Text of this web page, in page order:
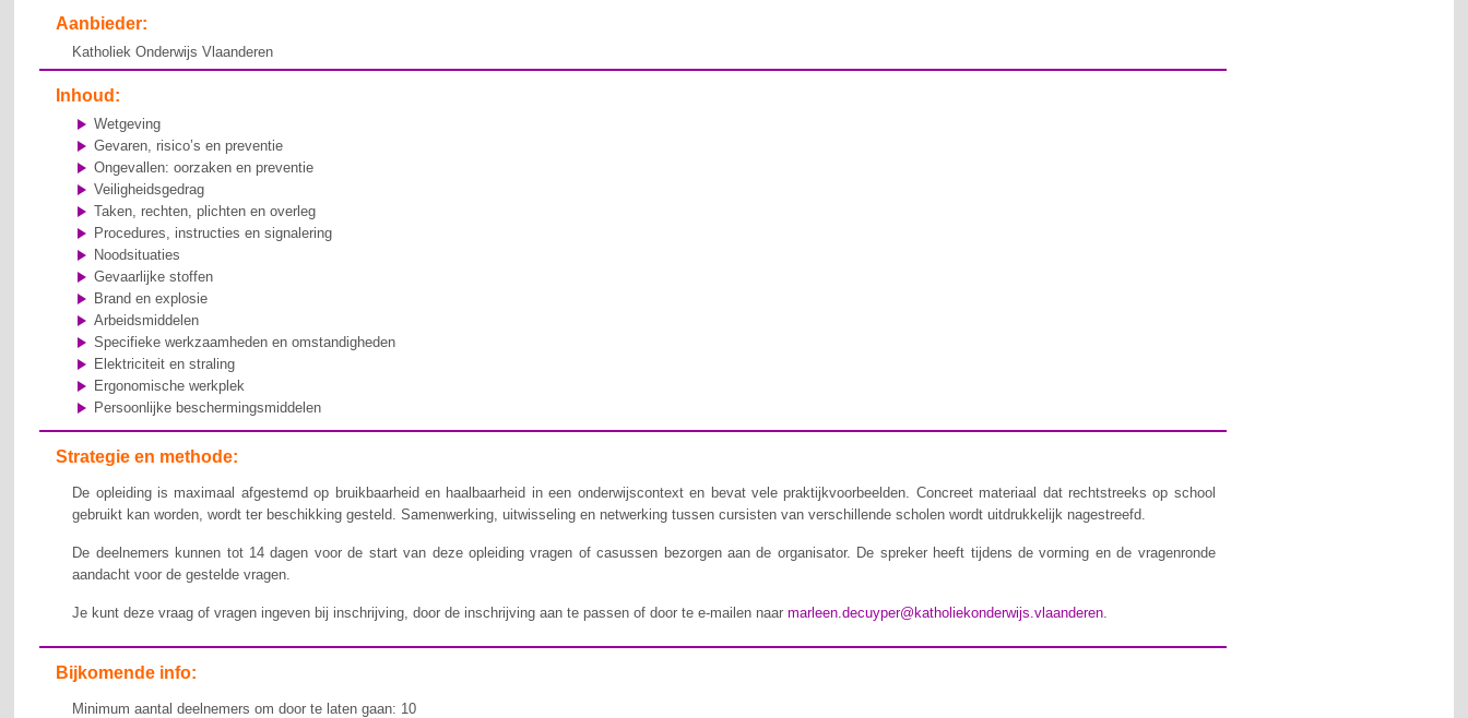
Aanbieder:
Katholiek Onderwijs Vlaanderen
Inhoud:
Wetgeving
Gevaren, risico’s en preventie
Ongevallen: oorzaken en preventie
Veiligheidsgedrag
Taken, rechten, plichten en overleg
Procedures, instructies en signalering
Noodsituaties
Gevaarlijke stoffen
Brand en explosie
Arbeidsmiddelen
Specifieke werkzaamheden en omstandigheden
Elektriciteit en straling
Ergonomische werkplek
Persoonlijke beschermingsmiddelen
Strategie en methode:
De opleiding is maximaal afgestemd op bruikbaarheid en haalbaarheid in een onderwijscontext en bevat vele praktijkvoorbeelden. Concreet materiaal dat rechtstreeks op school
gebruikt kan worden, wordt ter beschikking gesteld. Samenwerking, uitwisseling en netwerking tussen cursisten van verschillende scholen wordt uitdrukkelijk nagestreefd.
De deelnemers kunnen tot 14 dagen voor de start van deze opleiding vragen of casussen bezorgen aan de organisator. De spreker heeft tijdens de vorming en de vragenronde
aandacht voor de gestelde vragen.
Je kunt deze vraag of vragen ingeven bij inschrijving, door de inschrijving aan te passen of door te e-mailen naarmarleen.decuyper@katholiekonderwijs.vlaanderen.
Bijkomende info:
Minimum aantal deelnemers om door te laten gaan: 10